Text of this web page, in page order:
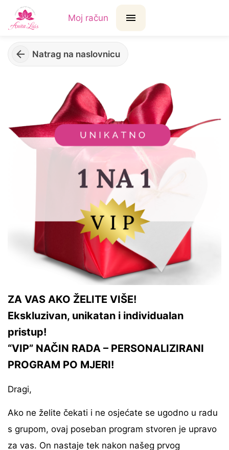
Moj račun
Natrag na naslovnicu
ZA VAS AKO ŽELITE VIŠE!
Ekskluzivan, unikatan i individualan
pristup!
“VIP” NAČIN RADA – PERSONALIZIRANI
PROGRAM PO MJERI!
Dragi,
Ako ne želite čekati i ne osjećate se ugodno u radu
s grupom, ovaj poseban program stvoren je upravo
za vas. On nastaje tek nakon našeg prvog